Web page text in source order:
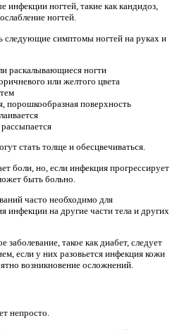
инфекции ногтей, такие как кандидоз,
ногтей.
следующие симптомы ногтей на руках и
раскалывающиеся ногти
или желтого цвета
порошкообразная поверхность
стать толще и обесцвечиваться.
боли, но, если инфекция прогрессирует
быть больно.
часто необходимо для
инфекции на другие части тела и других
такое как диабет, следует
если у них разовьется инфекция кожи
возникновение осложнений.
непросто.